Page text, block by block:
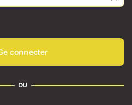
connecter
OU